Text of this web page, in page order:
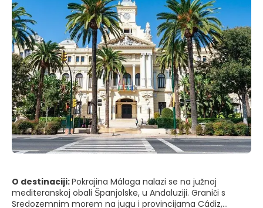
O destinaciji:Pokrajina Málaga nalazi se na južnoj
mediteranskoj obali Španjolske, u Andaluziji. Graniči s
Sredozemnim morem na jugu i provincijama Cádiz,